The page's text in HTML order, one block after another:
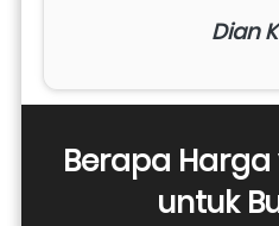
Dian
Berapa
untuk